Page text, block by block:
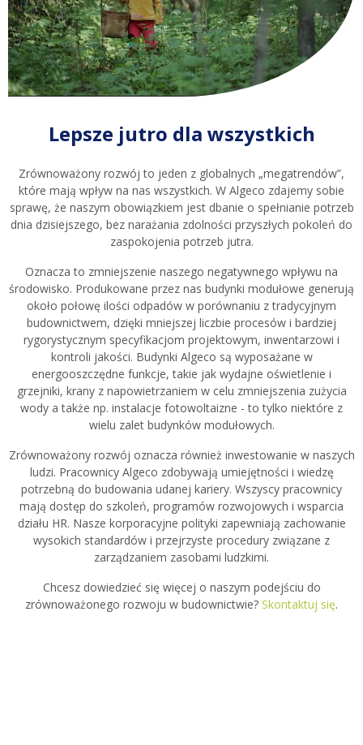
Lepsze jutro dla wszystkich
Zrównoważony rozwój to jeden z globalnych „megatrendów”,
które mają wpływ na nas wszystkich. W Algeco zdajemy sobie
sprawę, że naszym obowiązkiem jest dbanie o spełnianie potrzeb
dnia dzisiejszego, bez narażania zdolności przyszłych pokoleń do
zaspokojenia potrzeb jutra.
Oznacza to zmniejszenie naszego negatywnego wpływu na
środowisko. Produkowane przez nas budynki modułowe generują
około połowę ilości odpadów w porównaniu z tradycyjnym
budownictwem, dzięki mniejszej liczbie procesów i bardziej
rygorystycznym specyfikacjom projektowym, inwentarzowi i
kontroli jakości. Budynki Algeco są wyposażane w
energooszczędne funkcje, takie jak wydajne oświetlenie i
grzejniki, krany z napowietrzaniem w celu zmniejszenia zużycia
wody a także np. instalacje fotowoltaizne - to tylko niektóre z
wielu zalet budynków modułowych.
Zrównoważony rozwój oznacza również inwestowanie w naszych
ludzi. Pracownicy Algeco zdobywają umiejętności i wiedzę
potrzebną do budowania udanej kariery. Wszyscy pracownicy
mają dostęp do szkoleń, programów rozwojowych i wsparcia
działu HR. Nasze korporacyjne polityki zapewniają zachowanie
wysokich standardów i przejrzyste procedury związane z
zarządzaniem zasobami ludzkimi.
Chcesz dowiedzieć się więcej o naszym podejściu do
zrównoważonego rozwoju w budownictwie? Skontaktuj się.